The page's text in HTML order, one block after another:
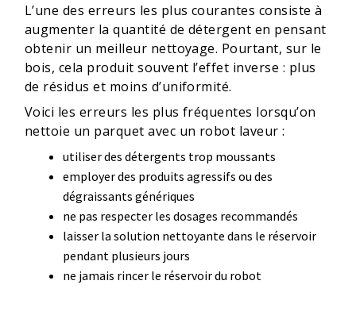
L’une des erreurs les plus courantes consiste à
augmenter la quantité de détergent en pensant
obtenir un meilleur nettoyage. Pourtant, sur le
bois, cela produit souvent l’effet inverse : plus
de résidus et moins d’uniformité.
Voici les erreurs les plus fréquentes lorsqu’on
nettoie un parquet avec un robot laveur :
utiliser des détergents trop moussants
employer des produits agressifs ou des
dégraissants génériques
ne pas respecter les dosages recommandés
laisser la solution nettoyante dans le réservoir
pendant plusieurs jours
ne jamais rincer le réservoir du robot